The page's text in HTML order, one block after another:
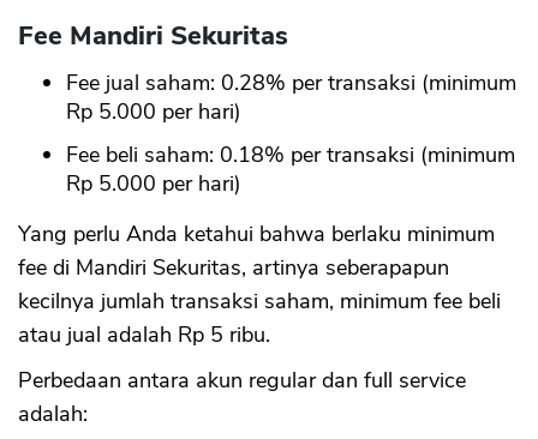
Fee Mandiri Sekuritas
Fee jual saham: 0.28% per transaksi (minimum
Rp 5.000 per hari)
Fee beli saham: 0.18% per transaksi (minimum
Rp 5.000 per hari)
Yang perlu Anda ketahui bahwa berlaku minimum
fee di Mandiri Sekuritas, artinya seberapapun
kecilnya jumlah transaksi saham, minimum fee beli
atau jual adalah Rp 5 ribu.
Perbedaan antara akun regular dan full service
adalah: